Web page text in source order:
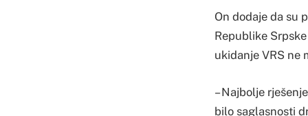
On dodaje da su
Republike
ukidanje VRS ne
– Najbolje
bilo saglasnosti